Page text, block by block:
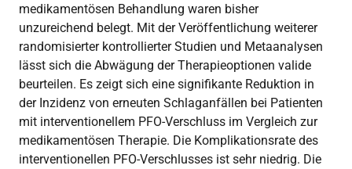
medikamentösen Behandlung waren bisher
unzureichend belegt. Mit der Veröffentlichung weiterer
randomisierter kontrollierter Studien und Metaanalysen
lässt sich die Abwägung der Therapieoptionen valide
beurteilen. Es zeigt sich eine signifikante Reduktion in
der Inzidenz von erneuten Schlaganfällen bei Patienten
mit interventionellem PFO-Verschluss im Vergleich zur
medikamentösen Therapie. Die Komplikationsrate des
interventionellen PFO-Verschlusses ist sehr niedrig. Die